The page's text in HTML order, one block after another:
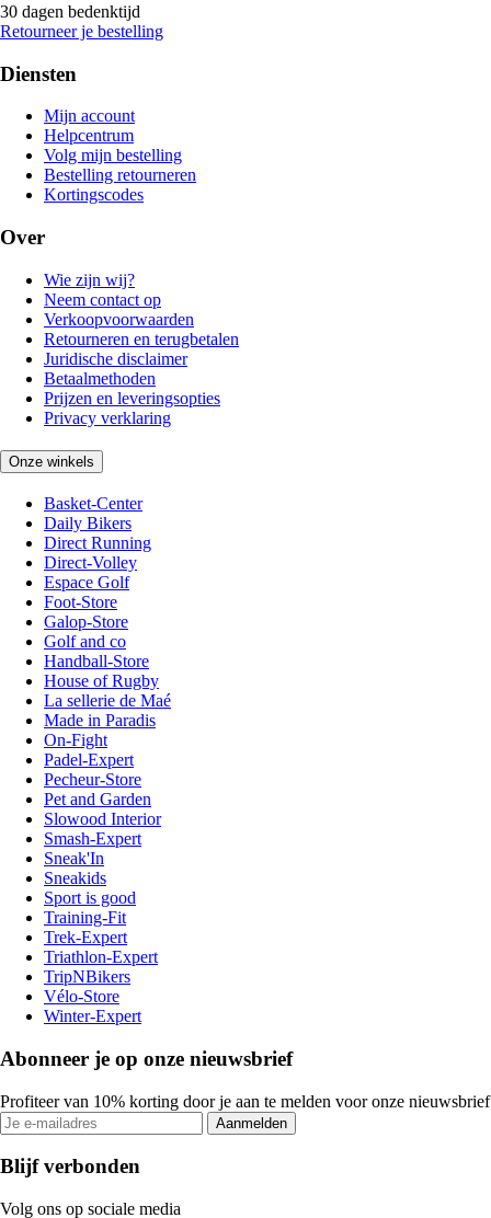
30 dagen bedenktijd
Retourneer je bestelling
Diensten
Mijn account
Helpcentrum
Volg mijn bestelling
Bestelling retourneren
Kortingscodes
Over
Wie zijn wij?
Neem contact op
Verkoopvoorwaarden
Retourneren en terugbetalen
Juridische disclaimer
Betaalmethoden
Prijzen en leveringsopties
Privacy verklaring
Onze winkels
Basket-Center
Daily Bikers
Direct Running
Direct-Volley
Espace Golf
Foot-Store
Galop-Store
Golf and co
Handball-Store
House of Rugby
La sellerie de Maé
Made in Paradis
On-Fight
Padel-Expert
Pecheur-Store
Pet and Garden
Slowood Interior
Smash-Expert
Sneak'In
Sneakids
Sport is good
Training-Fit
Trek-Expert
Triathlon-Expert
TripNBikers
Vélo-Store
Winter-Expert
Abonneer je op onze nieuwsbrief
Profiteer van 10% korting door je aan te melden voor onze nieuwsbrief
Aanmelden
Blijf verbonden
Volg ons op sociale media